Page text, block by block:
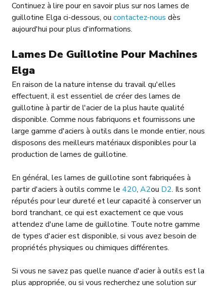
Continuez à lire pour en savoir plus sur nos lames de
guillotine Elga ci-dessous, ou contactez-nous dès
aujourd'hui pour plus d'informations.
Lames De Guillotine Pour Machines
Elga
En raison de la nature intense du travail qu'elles
effectuent, il est essentiel de créer des lames de
guillotine à partir de l'acier de la plus haute qualité
disponible. Comme nous fabriquons et fournissons une
large gamme d'aciers à outils dans le monde entier, nous
disposons des meilleurs matériaux disponibles pour la
production de lames de guillotine.
En général, les lames de guillotine sont fabriquées à
partir d'aciers à outils comme le 420, A2ou D2. Ils sont
réputés pour leur dureté et leur capacité à conserver un
bord tranchant, ce qui est exactement ce que vous
attendez d'une lame de guillotine. Toute notre gamme
de types d'acier est disponible, si vous avez besoin de
propriétés physiques ou chimiques différentes.
Si vous ne savez pas quelle nuance d'acier à outils est la
plus appropriée, ou si vous recherchez une solution sur